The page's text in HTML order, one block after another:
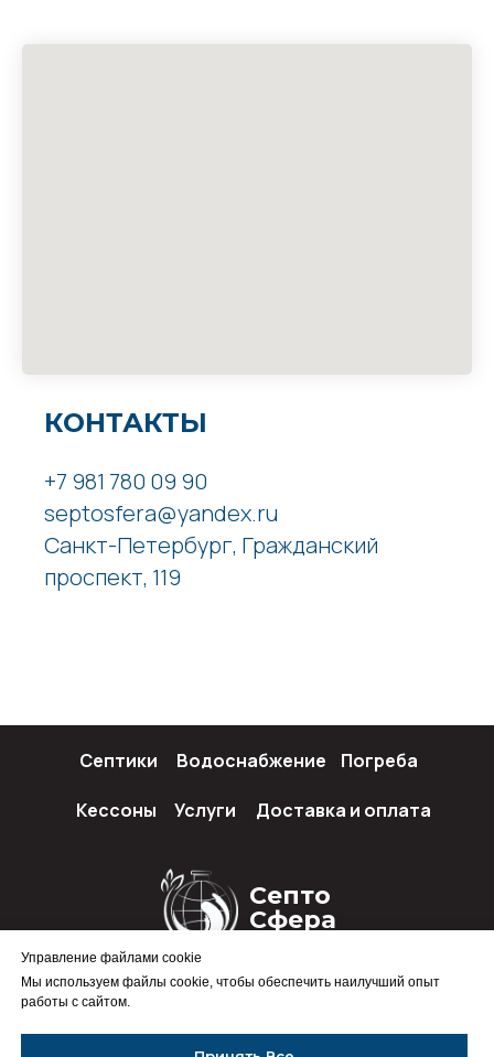
Управление файлами cookie
Мы используем файлы cookie, чтобы обеспечить наилучший опыт
работы с сайтом.
КОНТАКТЫ
+7 981 780 09 90
septosfera@yandex.ru
Санкт-Петербург, Гражданский
проспект, 119
Септо
Сфера
Септики Водоснабжение Погреба
Кессоны Услуги Доставка и оплата